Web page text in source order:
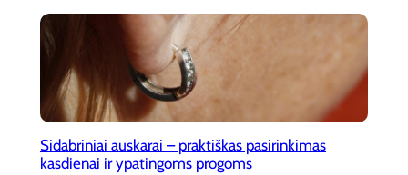
Sidabriniai auskarai – praktiškas pasirinkimas
kasdienai ir ypatingoms progoms